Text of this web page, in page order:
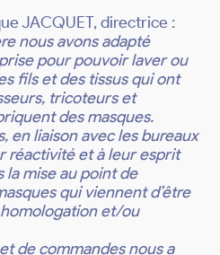
JACQUET, directrice :
nous avons adapté
pour pouvoir laver ou
fils et des tissus qui ont
tricoteurs et
des masques.
en liaison avec les bureaux
réactivité et à leur esprit
la mise au point de
qui viennent d’être
et/ou
de commandes nous a